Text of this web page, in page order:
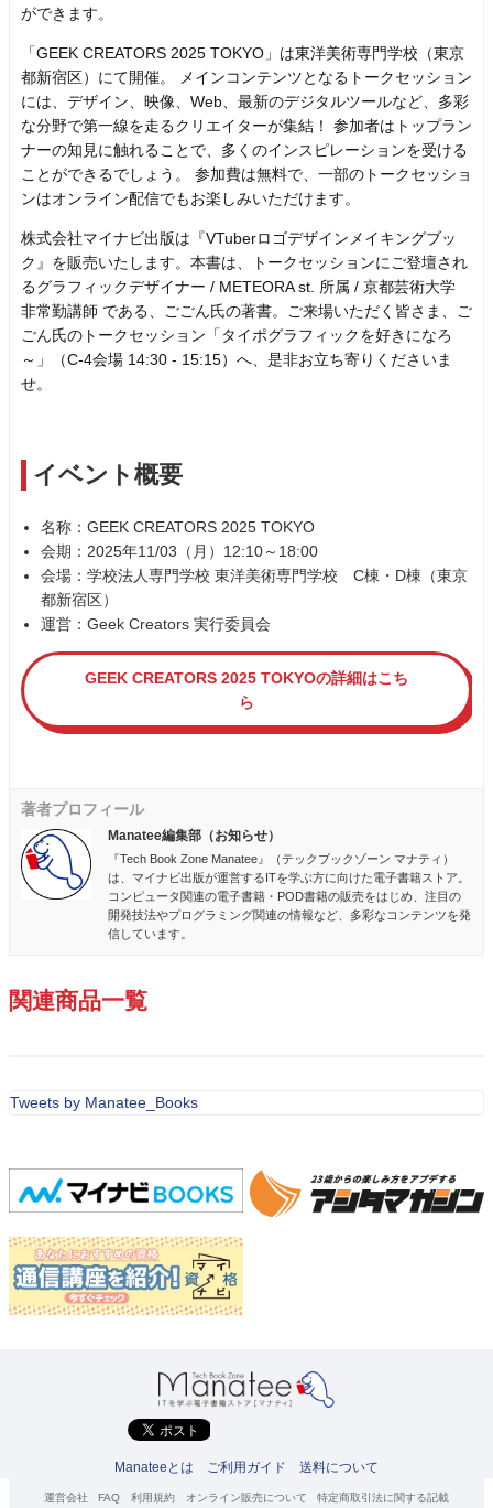
ができます。
「GEEK CREATORS 2025 TOKYO」は東洋美術専門学校（東京
都新宿区）にて開催。 メインコンテンツとなるトークセッション
には、デザイン、映像、Web、最新のデジタルツールなど、多彩
な分野で第一線を走るクリエイターが集結！ 参加者はトップラン
ナーの知見に触れることで、多くのインスピレーションを受ける
ことができるでしょう。 参加費は無料で、一部のトークセッショ
ンはオンライン配信でもお楽しみいただけます。
株式会社マイナビ出版は『VTuberロゴデザインメイキングブッ
ク』を販売いたします。本書は、トークセッションにご登壇され
るグラフィックデザイナー / METEORA st. 所属 / 京都芸術大学
非常勤講師 である、ごごん氏の著書。ご来場いただく皆さま、ご
ごん氏のトークセッション「タイポグラフィックを好きになろ
～」（C-4会場 14:30 - 15:15）へ、是非お立ち寄りくださいま
せ。
イベント概要
名称：GEEK CREATORS 2025 TOKYO
会期：2025年11/03（月）12:10～18:00
会場：学校法人専門学校 東洋美術専門学校 C棟・D棟（東京
都新宿区）
運営：Geek Creators 実行委員会
GEEK CREATORS 2025 TOKYOの詳細はこち
ら
著者プロフィール
Manatee編集部（お知らせ）
『Tech Book Zone Manatee』（テックブックゾーン マナティ）
は、マイナビ出版が運営するITを学ぶ方に向けた電子書籍ストア。
コンピュータ関連の電子書籍・POD書籍の販売をはじめ、注目の
開発技法やプログラミング関連の情報など、多彩なコンテンツを発
信しています。
関連商品一覧
Tweets by Manatee_Books
Manateeとは ご利用ガイド 送料について
運営会社 FAQ 利用規約 オンライン販売について
特定商取引法に関する記載